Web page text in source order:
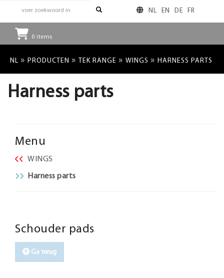
NL EN DE FR
0 items
NL » PRODUCTEN » TEK RANGE » WINGS » HARNESS PARTS
Harness parts
Menu
WINGS
Harness parts
Schouder pads
Ga terug